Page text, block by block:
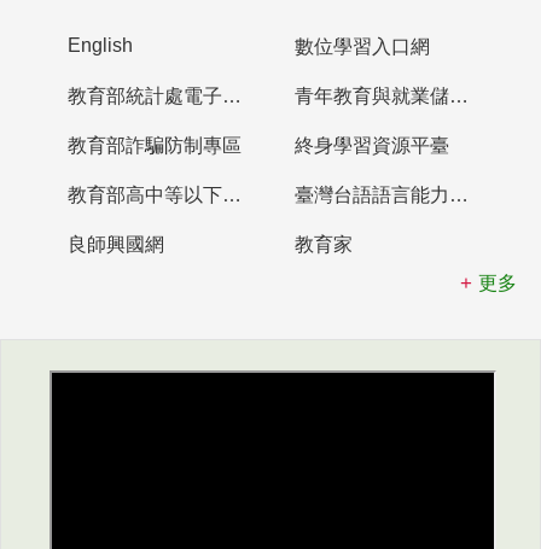
English 數位學習入口網
教育部統計處電子書櫃 青年教育與就業儲蓄帳戶
教育部詐騙防制專區 終身學習資源平臺
教育部高中等以下學校及幼兒園教師資格檢定考試 臺灣台語語言能力認證網站
良師興國網
教育家
更多